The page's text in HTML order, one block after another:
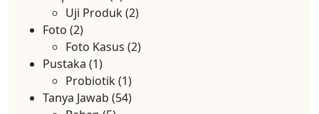
Uji Produk(2)
Foto (2)
Foto Kasus (2)
Pustaka (1)
Probiotik(1)
Tanya Jawab (54)